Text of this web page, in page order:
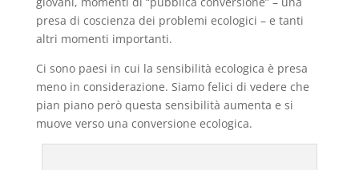
presa di coscienza dei problemi ecologici – e tanti
altri momenti importanti.
Ci sono paesi in cui la sensibilità ecologica è presa
meno in considerazione. Siamo felici di vedere che
pian piano però questa sensibilità aumenta e si
muove verso una conversione ecologica.